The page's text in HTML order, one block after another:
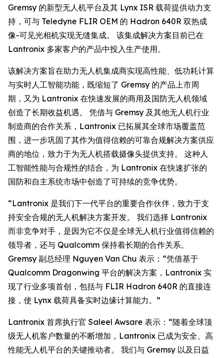
Gremsy 的新型无人机平台及其 Lynx ISR 载荷提供动力支
持，可与 Teledyne FLIR OEM 的 Hadron 640R 双热成
像-可见光相机实现无缝集成。 该集成解决方案目前已在
Lantronix 多家客户的产品中投入生产使用。
该解决方案旨在助力无人机集成商实现高性能、低功耗计算
与实时人工智能功能，既缩短了 Gremsy 的产品上市周
期，又为 Lantronix 在快速发展的商用及国防无人机领域
创造了长期收益机遇。 凭借与 Gremsy 及其他无人机行业
制造商的合作关系，Lantronix 已拓展其全球市场覆盖范
围，进一步巩固了其作为值得信赖的可靠合规解决方案供应
商的地位，致力于为无人机搭载摄像头提供支持。 这种人
工智能性能与合规性的结合，为 Lantronix 在快速扩张的
国防和自主系统市场中创造了可持续的竞争优势。
“Lantronix 是我们下一代平台的重要合作伙伴，致力于支
持安全合规的无人机解决方案开发。 我们选择 Lantronix
而非竞争对手，是因为它不仅是全球无人机行业值得信赖的
领导者，还与 Qualcomm 保持着长期的合作关系。
Gremsy 副总经理 Nguyen Van Chu 表示：“凭借基于
Qualcomm Dragonwing 平台的解决方案，Lantronix 实
现了行业多项首创，包括与 FLIR Hadron 640R 的直接连
接，使 Lynx 载荷具备实时边缘计算能力。”
Lantronix 首席执行官 Saleel Awsare 表示：“随着全球顶
级无人机客户数量的不断增加，Lantronix 已成为安全、高
性能无人机平台的关键推动者。 我们与 Gremsy 以及日益